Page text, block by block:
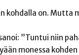
kohdalla on. Mutta
”Tuntui niin
monessa